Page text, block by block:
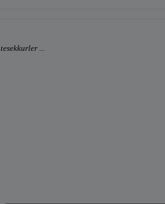
tesekkurler ...